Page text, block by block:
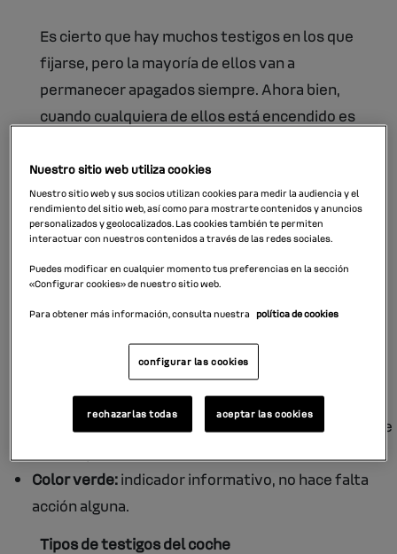
Es cierto que hay muchos testigos en los que
fijarse, pero la mayoría de ellos van a
permanecer apagados siempre. Ahora bien,
cuando cualquiera de ellos está encendido es
podría requerir detener el coche de
inmediato.
Significado de los colores de los testigos
Lo primero que hay que saber es quehay 3
tipos de colores
cada uno con implicaciones diferentes:
fallo grave en el vehículo por alguno de
sus componentes, detén el coche lo antes posible.
Color amarillo:
supervisión requerida para alguno de
Color verde:indicador informativo, no hace falta
acción alguna.
Tipos de testigos del coche
Nuestro sitio web utiliza cookies
Nuestro sitio web y sus socios utilizan cookies para medir la audiencia y el
rendimiento del sitio web, así como para mostrarte contenidos y anuncios
personalizados y geolocalizados. Las cookies también te permiten
interactuar con nuestros contenidos a través de las redes sociales.
Puedes modificar en cualquier momento tus preferencias en la sección
«Configurar cookies» de nuestro sitio web.
Para obtener más información, consulta nuestra política de cookies
configurar las cookies
rechazarlas todas aceptar las cookies